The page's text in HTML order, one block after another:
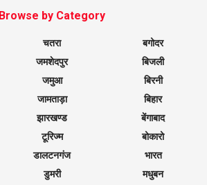
Browse by Category
चतरा
जमशेदपुर
जमुआ
जामताड़ा
झारखण्ड
टूरिज्म
डालटनगंज
डुमरी
बगोदर
बिजली
बिरनी
बिहार
बेंगाबाद
बोकारो
भारत
मधुबन